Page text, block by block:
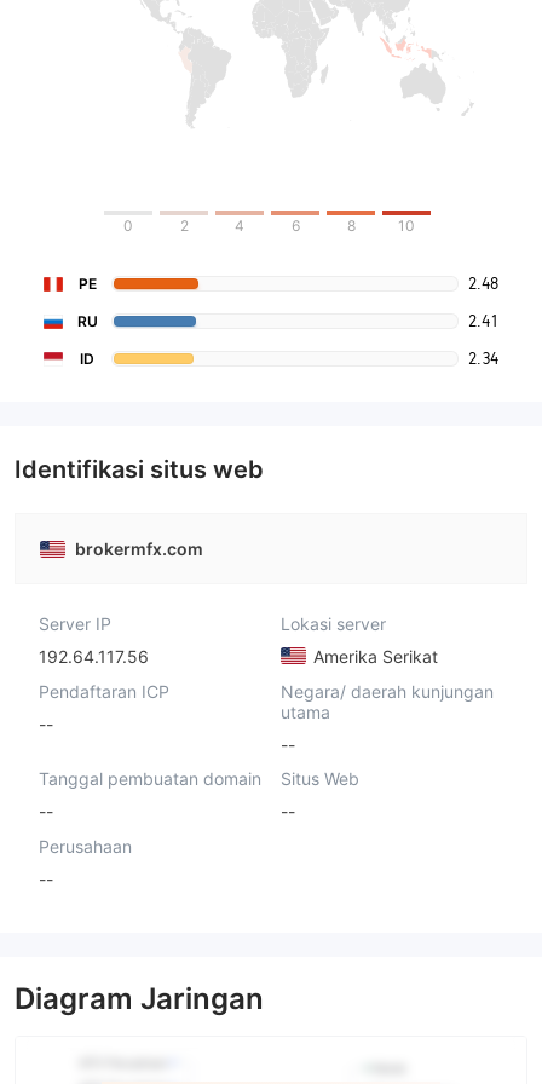
0 2 4 6 8 10
PE 2.48
RU 2.41
ID 2.34
Identifikasi situs web
brokermfx.com
Server IP
192.64.117.56
Lokasi server
Amerika Serikat
Pendaftaran ICP
--
Negara/ daerah kunjungan
utama
--
Tanggal pembuatan domain
--
Situs Web
--
Perusahaan
--
Diagram Jaringan